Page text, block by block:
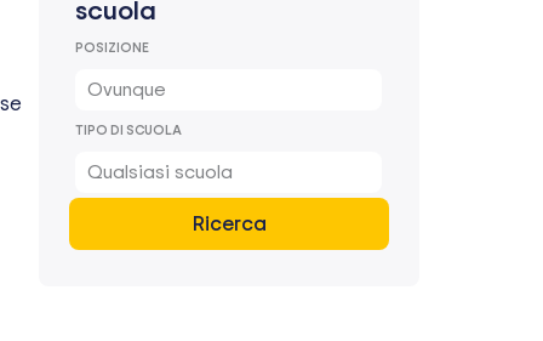
scuola
POSIZIONE
Ovunque
TIPO DI SCUOLA
Qualsiasi scuola
Ricerca